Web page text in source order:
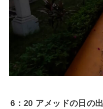
6：20 アメッドの日の出